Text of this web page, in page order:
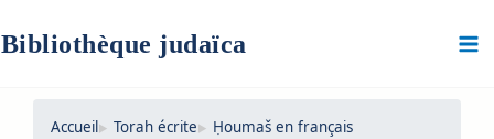
au
Bibliothèque judaïca
Accueil Torah écrite
Ḥoumaš en français